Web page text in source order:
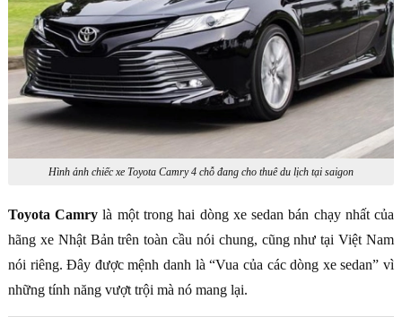
Hình ảnh chiếc xe Toyota Camry 4 chỗ đang cho thuê du lịch tại saigon
Toyota Camry là một trong hai dòng xe sedan bán chạy nhất của
hãng xe Nhật Bản trên toàn cầu nói chung, cũng như tại Việt Nam
nói riêng. Đây được mệnh danh là “Vua của các dòng xe sedan” vì
những tính năng vượt trội mà nó mang lại.